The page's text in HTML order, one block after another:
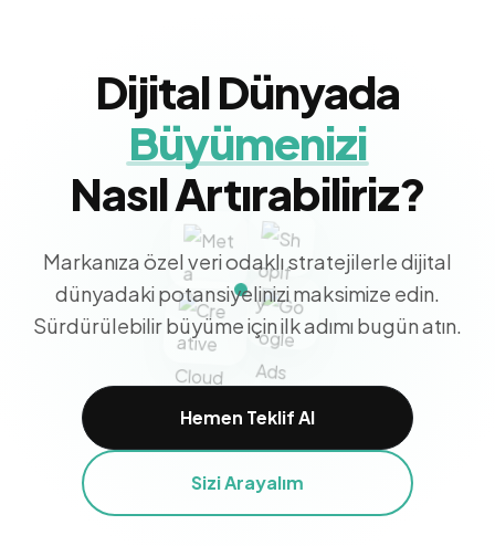
Dijital Dünyada
Büyümenizi
Nasıl Artırabiliriz?
Markanıza özel veri odaklı stratejilerle dijital
dünyadaki potansiyelinizi maksimize edin.
Sürdürülebilir büyüme için ilk adımı bugün atın.
Hemen Teklif Al
Sizi Arayalım